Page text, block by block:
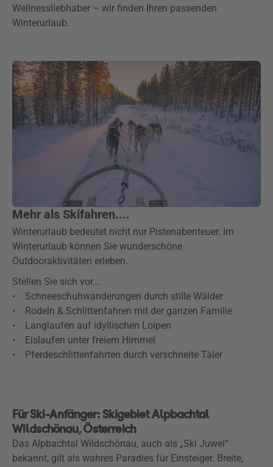
Wellnessliebhaber – wir finden Ihren passenden
Winterurlaub.
Mehr als Skifahren....
Winterurlaub bedeutet nicht nur Pistenabenteuer. Im
Winterurlaub können Sie wunderschöne
Outdooraktivitäten erleben.
Stellen Sie sich vor….
• Schneeschuhwanderungen durch stille Wälder
• Rodeln & Schlittenfahren mit der ganzen Familie
• Langlaufen auf idyllischen Loipen
• Eislaufen unter freiem Himmel
• Pferdeschlittenfahrten durch verschneite Täler
Für Ski-Anfänger: Skigebiet Alpbachtal
Wildschönau, Österreich
Das Alpbachtal Wildschönau, auch als „Ski Juwel“
bekannt, gilt als wahres Paradies für Einsteiger. Breite,